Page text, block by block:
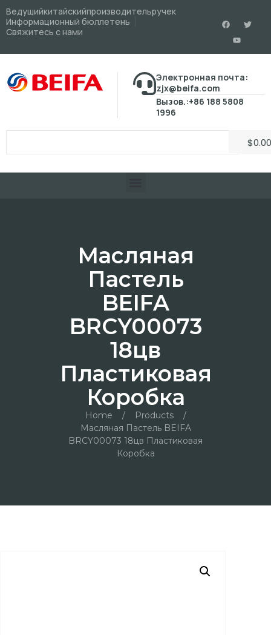
Ведущийкитайскийпроизводительручек
Информационный бюллетень
Свяжитесь с нами
Электронная почта:
zjx@beifa.com
Вызов.:+86 188 5808
1996
$0.00
Масляная
Пастель
BEIFA
BRCY00073
18цв
Пластиковая
Коробка
Home / Products
/
Масляная Пастель BEIFA
BRCY00073 18цв Пластиковая
Коробка